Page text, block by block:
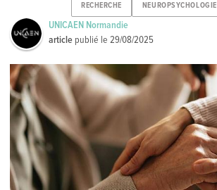
RECHERCHE NEUROPSYCHOLOGIE
UNICAEN Normandie
article publié le29/08/2025